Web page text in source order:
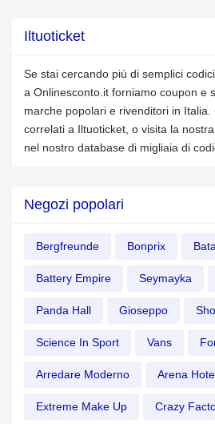
Iltuoticket
Se stai cercando più di semplici
a Onlinesconto.it forniamo coupon e
marche popolari e rivenditori in
correlati a Iltuoticket, o visita la
nel nostro database di migliaia di
Negozi popolari
Bergfreunde Bonprix Bata
Battery Empire Seymayka
Panda Hall Gioseppo
Science In Sport Vans
Arredare Moderno Arena
Extreme Make Up Crazy